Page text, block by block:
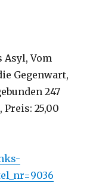
Asyl, Vom
Gegenwart,
247
Preis: 25,00